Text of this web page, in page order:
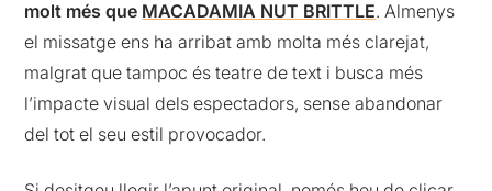
molt més que MACADAMIA NUT BRITTLE. Almenys
el missatge ens ha arribat amb molta més clarejat,
malgrat que tampoc és teatre de text i busca més
l’impacte visual dels espectadors, sense abandonar
del tot el seu estil provocador.